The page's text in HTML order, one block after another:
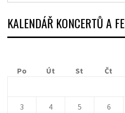
KALENDÁŘ KONCERTŮ A
Po
Út St Čt
3 4 5 6